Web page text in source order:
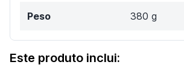
Peso 380 g
Este produto inclui: